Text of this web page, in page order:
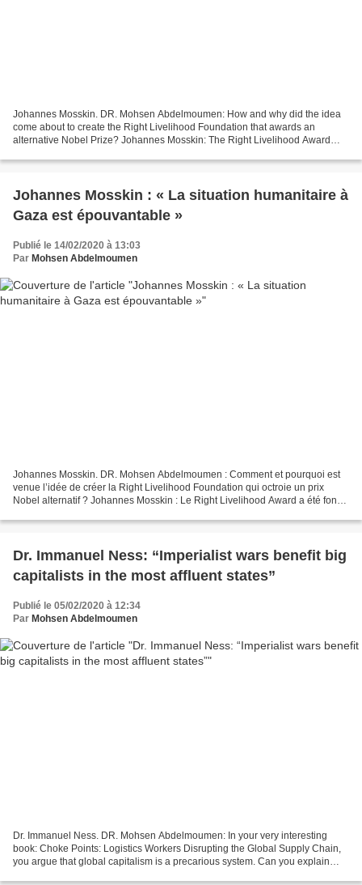
Johannes Mosskin. DR. Mohsen Abdelmoumen: How and why did the idea
come about to create the Right Livelihood Foundation that awards an
alternative Nobel Prize? Johannes Mosskin: The Right Livelihood Award
Johannes Mosskin : « La situation humanitaire à
Gaza est épouvantable »
Publié le 14/02/2020 à 13:03
Par Mohsen Abdelmoumen
Johannes Mosskin. DR. Mohsen Abdelmoumen : Comment et pourquoi est
venue l’idée de créer la Right Livelihood Foundation qui octroie un prix
Nobel alternatif ? Johannes Mosskin : Le Right Livelihood Award a été fondé
Dr. Immanuel Ness: “Imperialist wars benefit big
capitalists in the most affluent states”
Publié le 05/02/2020 à 12:34
Par Mohsen Abdelmoumen
Dr. Immanuel Ness. DR. Mohsen Abdelmoumen: In your very interesting
book: Choke Points: Logistics Workers Disrupting the Global Supply Chain,
you argue that global capitalism is a precarious system. Can you explain